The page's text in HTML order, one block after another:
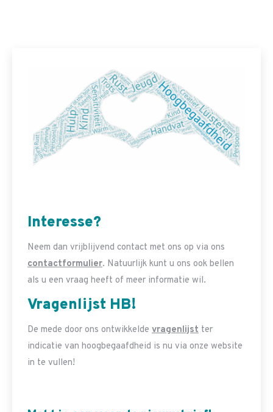
Interesse?
Neem dan vrijblijvend contact met ons op via ons
contactformulier. Natuurlijk kunt u ons ook bellen
als u een vraag heeft of meer informatie wil.
Vragenlijst HB!
De mede door ons ontwikkelde vragenlijst ter
indicatie van hoogbegaafdheid is nu via onze website
in te vullen!